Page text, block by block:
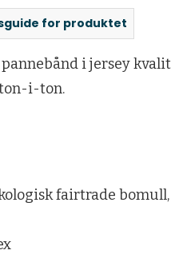
for produktet
i jersey
i-ton.
fairtrade bomull,